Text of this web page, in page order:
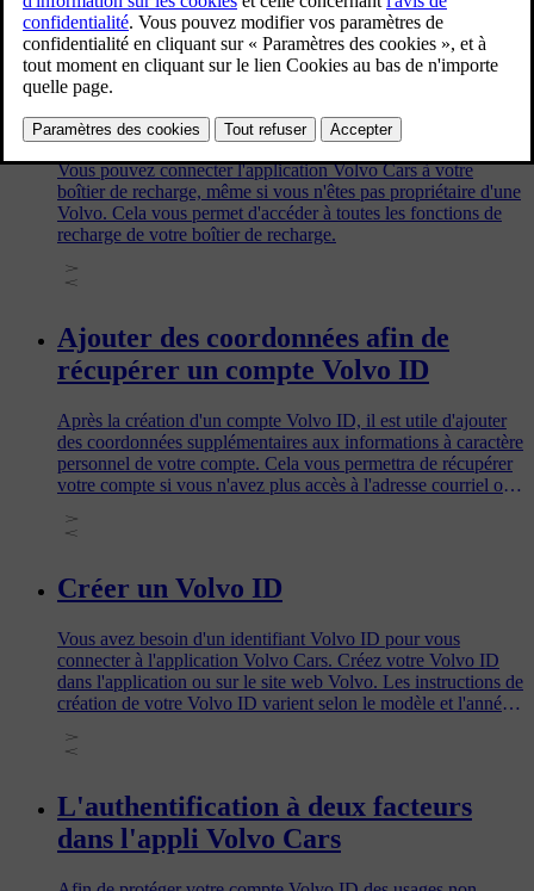
propriétaire de le faire via l'application Volvo Cars.
Connexion de l'application Volvo
Cars à votre boîtier de recharge
Vous pouvez connecter l'application Volvo Cars à votre
boîtier de recharge, même si vous n'êtes pas propriétaire d'une
Volvo. Cela vous permet d'accéder à toutes les fonctions de
recharge de votre boîtier de recharge.
Ajouter des coordonnées afin de
récupérer un compte Volvo ID
Après la création d'un compte Volvo ID, il est utile d'ajouter
des coordonnées supplémentaires aux informations à caractère
personnel de votre compte. Cela vous permettra de récupérer
votre compte si vous n'avez plus accès à l'adresse courriel ou
la création de votre Volvo ID. Cela vous évitera également de
Créer un Volvo ID
Vous avez besoin d'un identifiant Volvo ID pour vous
connecter à l'application Volvo Cars. Créez votre Volvo ID
dans l'application ou sur le site web Volvo. Les instructions de
création de votre Volvo ID varient selon le modèle et l'année-
votre voiture.
L'authentification à deux facteurs
dans l'appli Volvo Cars